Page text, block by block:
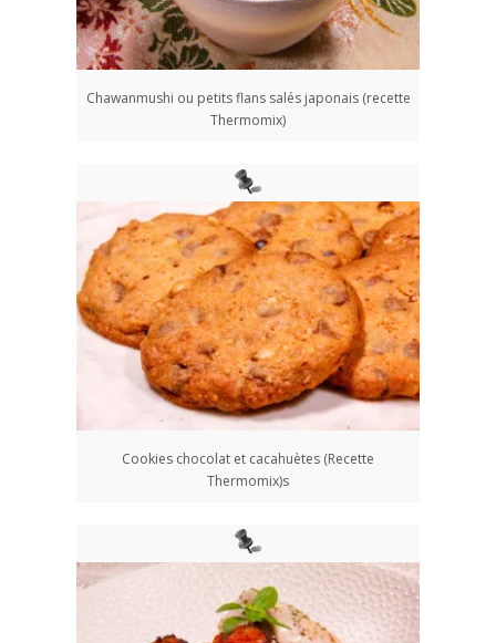
Chawanmushi ou petits flans salés japonais (recette
Thermomix)
Cookies chocolat et cacahuètes (Recette
Thermomix)s